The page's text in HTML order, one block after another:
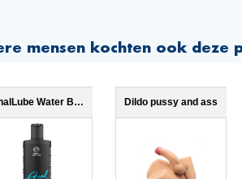
mensen kochten ook deze
AnalLube Water Based 500ml Dildo pussy and ass